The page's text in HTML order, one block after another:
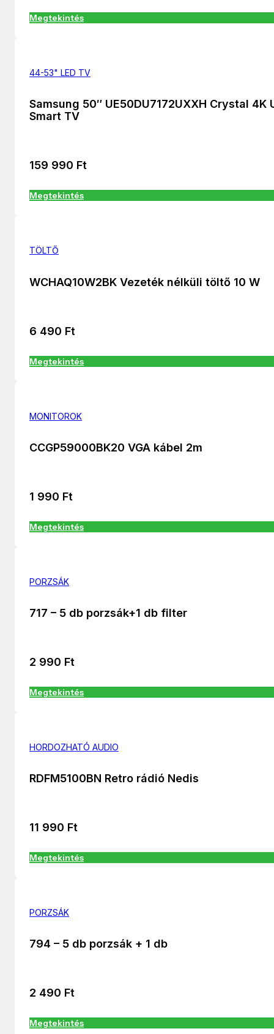
Megtekintés
44-53" LED TV
Samsung 50″ UE50DU7172UXXH Crystal 4K
Smart TV
159 990 Ft
Megtekintés
TÖLTŐ
WCHAQ10W2BK Vezeték nélküli töltő 10 W
6 490 Ft
Megtekintés
MONITOROK
CCGP59000BK20 VGA kábel 2m
1 990 Ft
Megtekintés
PORZSÁK
717 – 5 db porzsák+1 db filter
2 990 Ft
Megtekintés
HORDOZHATÓ AUDIO
RDFM5100BN Retro rádió Nedis
11 990 Ft
Megtekintés
PORZSÁK
794 – 5 db porzsák + 1 db
2 490 Ft
Megtekintés